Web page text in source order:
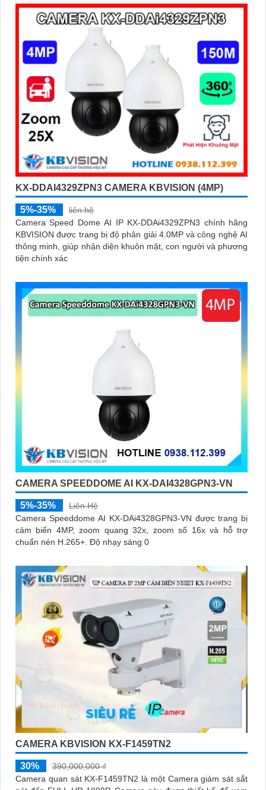
KX-DDAI4329ZPN3 CAMERA KBVISION (4MP)
5%-35%
liên hệ
Camera Speed Dome AI IP KX-DDAi4329ZPN3 chính hãng
KBVISION được trang bị độ phân giải 4.0MP và công nghệ AI
thông minh, giúp nhận diện khuôn mặt, con người và phương
tiện chính xác
CAMERA SPEEDDOME AI KX-DAI4328GPN3-VN
5%-35%
Liên Hệ
Camera Speeddome AI KX-DAi4328GPN3-VN được trang bị
cảm biến 4MP, zoom quang 32x, zoom số 16x và hỗ trợ
chuẩn nén H.265+. Độ nhạy sáng 0
CAMERA KBVISION KX-F1459TN2
30%
390,000,000 ₫
Camera quan sát KX-F1459TN2 là một Camera giám sát sắt